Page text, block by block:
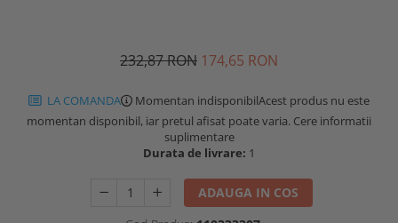
232,87 RON 174,65 RON
LA COMANDA Momentan indisponibilAcest produs nu este
momentan disponibil, iar pretul afisat poate varia. Cere informatii
suplimentare
Durata de livrare: 1
ADAUGA IN COS